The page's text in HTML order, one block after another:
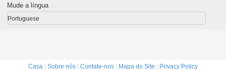
Mude a língua
Portuguese
Casa | Sobre nós | Contate-nos | Mapa do Site | Privacy Policy